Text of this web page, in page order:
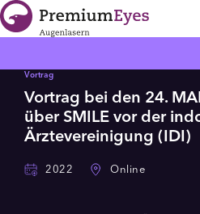
Zur Navigation springen
Zum Inhalt springen
Vortrag
Vortrag bei den 24.
über SMILE vor der
Ärztevereinigung (IDI)
2022 Online